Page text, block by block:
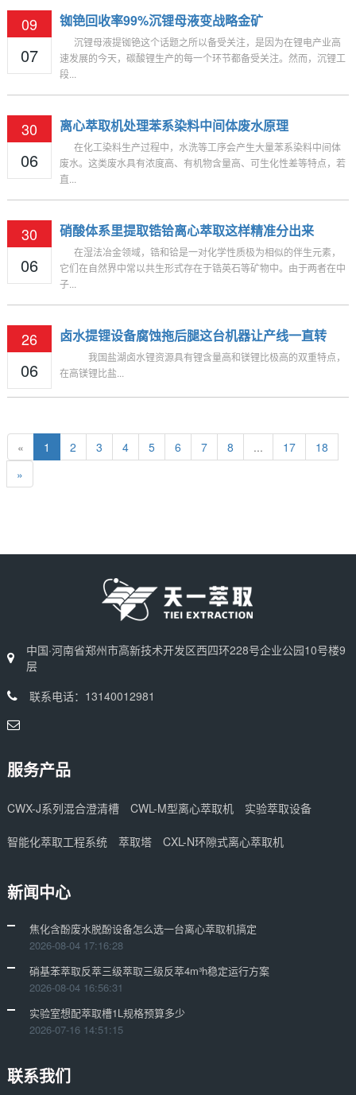
09
07
铷铯回收率99%沉锂母液变战略金矿
沉锂母液提铷铯这个话题之所以备受关注，是因为在锂电产业高
速发展的今天，碳酸锂生产的每一个环节都备受关注。然而，沉锂工
段...
30
06
离心萃取机处理苯系染料中间体废水原理
在化工染料生产过程中，水洗等工序会产生大量苯系染料中间体
废水。这类废水具有浓度高、有机物含量高、可生化性差等特点，若
直...
30
06
硝酸体系里提取锆铪离心萃取这样精准分出来
在湿法冶金领域，锆和铪是一对化学性质极为相似的伴生元素，
它们在自然界中常以共生形式存在于锆英石等矿物中。由于两者在中
子...
26
06
卤水提锂设备腐蚀拖后腿这台机器让产线一直转
我国盐湖卤水锂资源具有锂含量高和镁锂比极高的双重特点，
在高镁锂比盐...
« 1 2 3 4 5 6 7 8 ... 17
18
»
中国·河南省郑州市高新技术开发区西四环228号企业公园10号楼9
层
联系电话：13140012981
服务产品
CWX-J系列混合澄清槽 CWL-M型离心萃取机 实验萃取设备
智能化萃取工程系统 萃取塔 CXL-N环隙式离心萃取机
新闻中心
焦化含酚废水脱酚设备怎么选一台离心萃取机搞定
2026-08-04 17:16:28
硝基苯萃取反萃三级萃取三级反萃4m³h稳定运行方案
2026-08-04 16:56:31
实验室想配萃取槽1L规格预算多少
2026-07-16 14:51:15
联系我们